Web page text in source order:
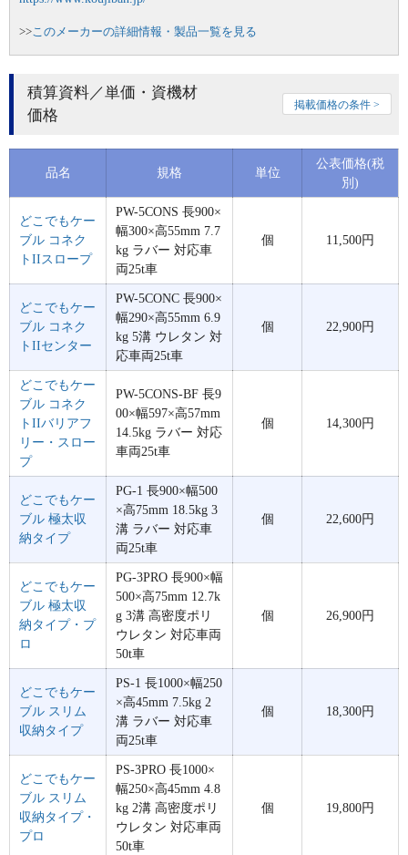
>>このメーカーの詳細情報・製品一覧を見る
積算資料／単価・資機材
価格
掲載価格の条件 >
品名 規格 単位
公表価格(税
別)
どこでもケー
ブル コネク
トIIスロープ
PW-5CONS 長900×
幅300×高55mm 7.7
kg ラバー 対応車
両25t車
個 11,500円
どこでもケー
ブル コネク
トIIセンター
PW-5CONC 長900×
幅290×高55mm 6.9
kg 5溝 ウレタン 対
応車両25t車
個 22,900円
どこでもケー
ブル コネク
トIIバリアフ
リー・スロー
プ
PW-5CONS-BF 長9
00×幅597×高57mm
14.5kg ラバー 対応
車両25t車
個 14,300円
どこでもケー
ブル 極太収
納タイプ
PG-1 長900×幅500
×高75mm 18.5kg 3
溝 ラバー 対応車
両25t車
個 22,600円
どこでもケー
ブル 極太収
納タイプ・プ
ロ
PG-3PRO 長900×幅
500×高75mm 12.7k
g 3溝 高密度ポリ
ウレタン 対応車両
50t車
個 26,900円
どこでもケー
ブル スリム
収納タイプ
PS-1 長1000×幅250
×高45mm 7.5kg 2
溝 ラバー 対応車
両25t車
個 18,300円
どこでもケー
ブル スリム
収納タイプ・
プロ
PS-3PRO 長1000×
幅250×高45mm 4.8
kg 2溝 高密度ポリ
ウレタン 対応車両
50t車
個 19,800円